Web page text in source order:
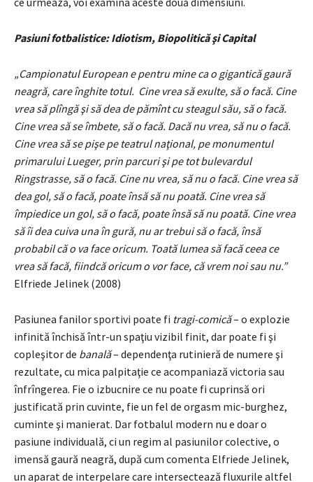
Pasiuni fotbalistice: Idiotism, Biopolitică şi Capital
„Campionatul European e pentru mine ca o gigantică gaură
neagră, care înghite totul. Cine vrea să exulte, să o facă. Cine
vrea să plîngă şi să dea de pămînt cu steagul său, să o facă.
Cine vrea să se îmbete, să o facă. Dacă nu vrea, să nu o facă.
Cine vrea să se pişe pe teatrul naţional, pe monumentul
primarului Lueger, prin parcuri şi pe tot bulevardul
Ringstrasse, să o facă. Cine nu vrea, să nu o facă. Cine vrea să
dea gol, să o facă, poate însă să nu poată. Cine vrea să
împiedice un gol, să o facă, poate însă să nu poată. Cine vrea
să îi dea cuiva una în gură, nu ar trebui să o facă, însă
probabil că o va face oricum. Toată lumea să facă ceea ce
vrea să facă, fiindcă oricum o vor face, că vrem noi sau nu.”
Elfriede Jelinek (2008)
Pasiunea fanilor sportivi poate fi tragi-comică– o explozie
infinită închisă într-un spaţiu vizibil finit, dar poate fi şi
copleşitor de banală– dependenţa rutinieră de numere şi
rezultate, cu mica palpitaţie ce acompaniază victoria sau
înfrîngerea. Fie o izbucnire ce nu poate fi cuprinsă ori
justificată prin cuvinte, fie un fel de orgasm mic-burghez,
cuminte şi manierat. Dar fotbalul modern nu e doar o
pasiune individuală, ci un regim al pasiunilor colective, o
imensă gaură neagră, după cum comenta Elfriede Jelinek,
un aparat de interpelare care intersectează fluxurile altfel